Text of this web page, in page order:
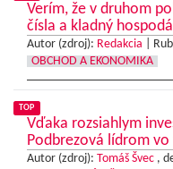
Verím, že v druhom
čísla a kladný
Autor (zdroj): Redakcia
OBCHOD A EKONOMIKA
TOP
Vďaka rozsiahlym
Podbrezová lídrom
Autor (zdroj): Tomáš Švec ,